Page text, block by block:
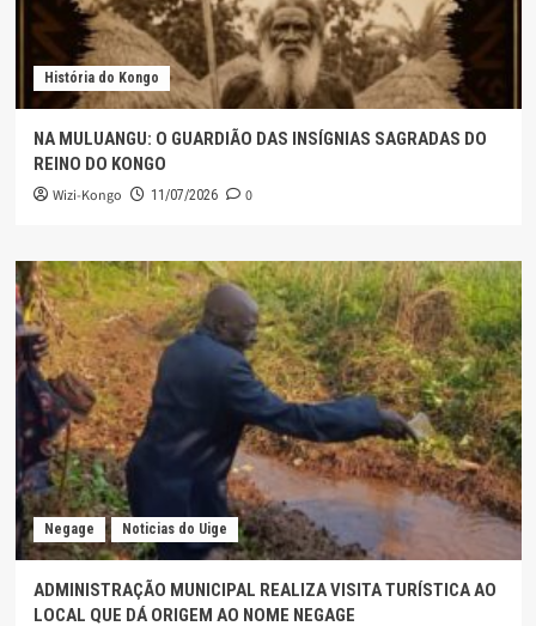
História do Kongo
NA MULUANGU: O GUARDIÃO DAS INSÍGNIAS SAGRADAS DO
REINO DO KONGO
Wizi-Kongo 11/07/2026 0
Negage Noticias do Uige
ADMINISTRAÇÃO MUNICIPAL REALIZA VISITA TURÍSTICA AO
LOCAL QUE DÁ ORIGEM AO NOME NEGAGE